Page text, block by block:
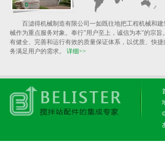
百滤得机械制造有限公司一如既往地把工程机械和建
械作为重点服务对象。奉行"用户至上，诚信为本"的宗旨
有健全、完善和运行有效的质量保证体系，以优质、快捷
务满足用户的需求。 详细>>